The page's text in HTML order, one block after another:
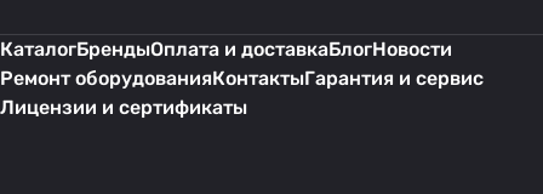
КаталогБрендыОплата и доставкаБлогНовости
Ремонт оборудованияКонтактыГарантия и сервис
Лицензии и сертификаты